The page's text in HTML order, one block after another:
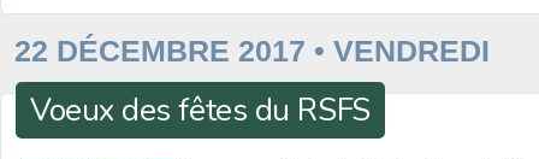
22 DÉCEMBRE 2017 • VENDREDI
Voeux des fêtes du RSFS